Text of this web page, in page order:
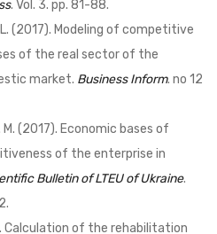
. Vol. 3. pp. 81-88.
L. (2017). Modeling of competitive
of the real sector of the
market. Business Inform. no 12
М. (2017). Economic bases of
of the enterprise in
Bulletin of LTEU of Ukraine.
Calculation of the rehabilitation